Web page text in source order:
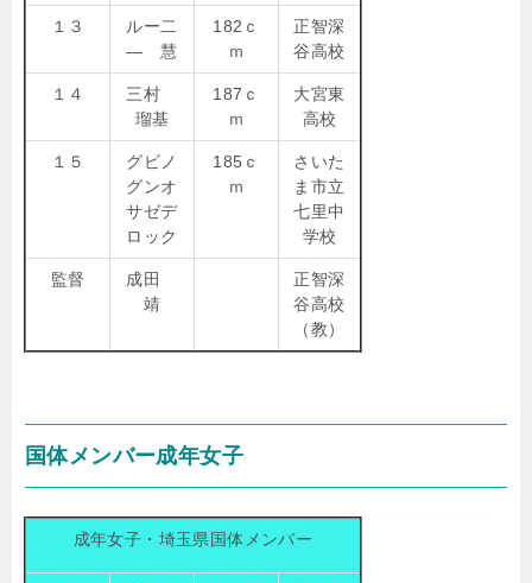
１３
ルー二
― 慧
182ｃ
ｍ
正智深
谷高校
１４
三村
瑠基
187ｃ
ｍ
大宮東
高校
１５
グビノ
グンオ
サゼデ
ロック
185ｃ
ｍ
さいた
ま市立
七里中
学校
監督
成田
靖
正智深
谷高校
（教）
国体メンバー成年女子
成年女子・埼玉県国体メンバー